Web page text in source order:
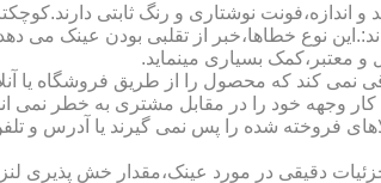
نوشتاری و رنگ ثابتی
نوع خطاها،خبر از تقلبی بودن عینک می
و معتبر،کمک بسیاری مینماید.
که محصول را از طریق فروشگاه یا
کار وجهه خود را در مقابل مشتری به خطر
فروخته شده را پس نمی گیرند یا آدرس و
دقیقی در مورد عینک،مقدار خش پذیری